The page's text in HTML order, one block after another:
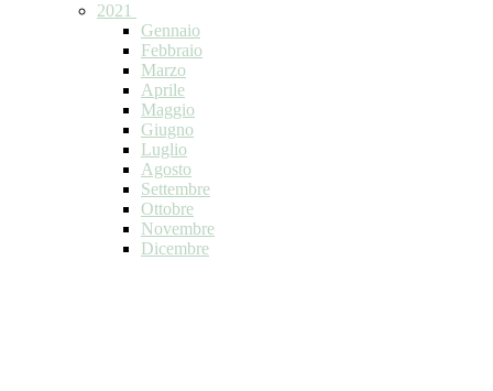
2021
Gennaio
Febbraio
Marzo
Aprile
Maggio
Giugno
Luglio
Agosto
Settembre
Ottobre
Novembre
Dicembre